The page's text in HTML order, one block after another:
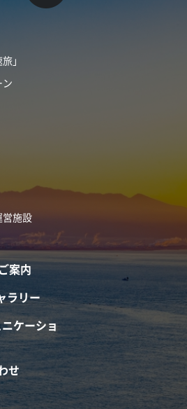
」
営施設
案内
ラリー
ケーショ
せ